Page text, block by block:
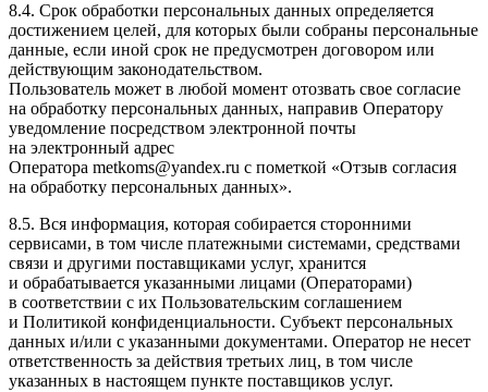
8.4. Срок обработки персональных данных определяется
достижением целей, для которых были собраны персональные
данные, если иной срок не предусмотрен договором или
действующим законодательством.
Пользователь может в любой момент отозвать свое согласие
на обработку персональных данных, направив Оператору
уведомление посредством электронной почты
на электронный адрес
Оператора metkoms@yandex.ru с пометкой «Отзыв согласия
на обработку персональных данных».
8.5. Вся информация, которая собирается сторонними
сервисами, в том числе платежными системами, средствами
связи и другими поставщиками услуг, хранится
и обрабатывается указанными лицами (Операторами)
в соответствии с их Пользовательским соглашением
и Политикой конфиденциальности. Субъект персональных
данных и/или с указанными документами. Оператор не несет
ответственность за действия третьих лиц, в том числе
указанных в настоящем пункте поставщиков услуг.